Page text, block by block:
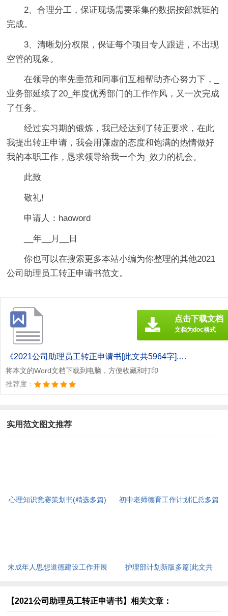
2、合理分工，保证现场需要采集的数据按部就班的
完成。
3、清晰划分权限，保证每个项目专人跟进，不出现
空管的现象。
在领导的率先垂范和同事们互相帮助齐心努力下，_
业务部延续了20_年度优秀部门的工作作风，又一次完成
了任务。
经过实习期的锻炼，我已经达到了转正要求，在此
我提出转正申请，我会用谦虚的态度和饱满的热情做好
我的本职工作，恳求领导给我一个为_效力的机会。
此致
敬礼!
申请人：haoword
__年__月__日
你也可以在搜索更多本站小编为你整理的其他2021
公司助理员工转正申请书范文。
《2021公司助理员工转正申请书[此文共5964字].doc》
将本文的Word文档下载到电脑，方便收藏和打印
推荐度：
点击下载文档
文档为doc格式
实用范文图文推荐
心理知识竞赛策划书(精选多篇)
初中老师德育工作计划汇总多篇
未成年人思想道德建设工作开展
护理部计划新版多篇[此文共
【2021公司助理员工转正申请书】相关文章：